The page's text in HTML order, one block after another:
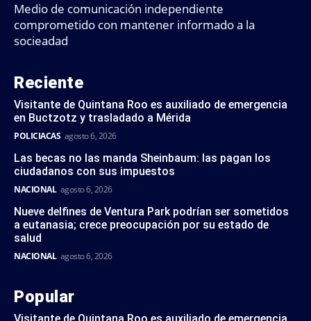
Medio de comunicación independiente
comprometido con mantener informado a la
socieadad
Reciente
Visitante de Quintana Roo es auxiliado de emergencia
en Buctzotz y trasladado a Mérida
POLICIACAS agosto 6, 2026
Las becas no las manda Sheinbaum: las pagan los
ciudadanos con sus impuestos
NACIONAL agosto 6, 2026
Nueve delfines de Ventura Park podrían ser sometidos
a eutanasia; crece preocupación por su estado de
salud
NACIONAL agosto 6, 2026
Popular